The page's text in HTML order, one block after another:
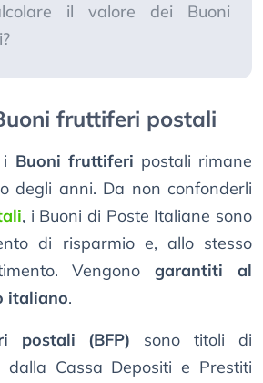
il valore dei Buoni
fruttiferi postali
Buoni fruttiferi postali rimane
degli anni. Da non confonderli
, i Buoni di Poste Italiane sono
di risparmio e, allo stesso
Vengonogarantiti al
italiano.
postali (BFP) sono titoli di
dalla Cassa Depositi e Prestiti